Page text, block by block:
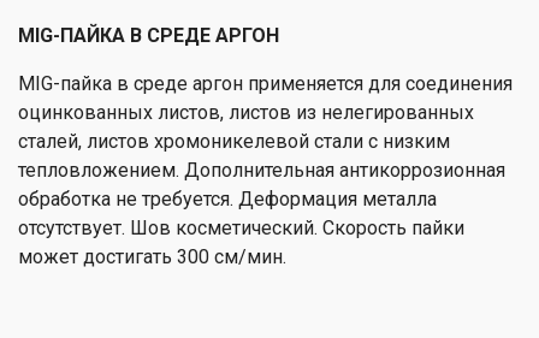
MIG-ПАЙКА В СРЕДЕ АРГОН
MIG-пайка в среде аргон применяется для соединения
оцинкованных листов, листов из нелегированных
сталей, листов хромоникелевой стали с низким
тепловложением. Дополнительная антикоррозионная
обработка не требуется. Деформация металла
отсутствует. Шов косметический. Скорость пайки
может достигать 300 см/мин.